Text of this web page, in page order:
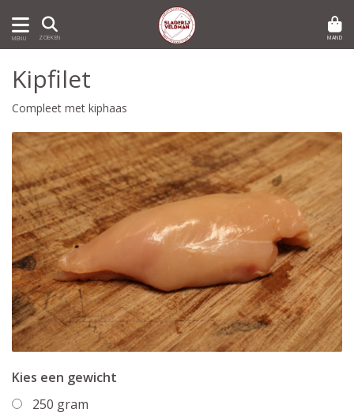
MENU ZOEKEN MAND
Kipfilet
Compleet met kiphaas
Kies een gewicht
250 gram